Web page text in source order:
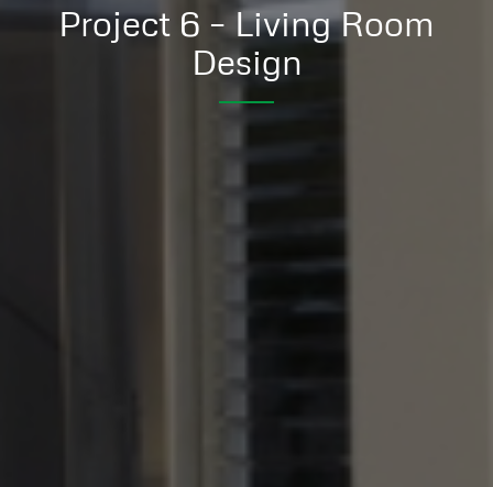
Project 6 – Living Room
Design